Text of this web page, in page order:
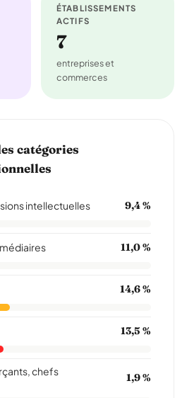
ÉTABLISSEMENTS
ACTIFS
7
entreprises et
commerces
catégories
intellectuelles 9,4 %
11,0 %
14,6 %
13,5 %
chefs
1,9 %